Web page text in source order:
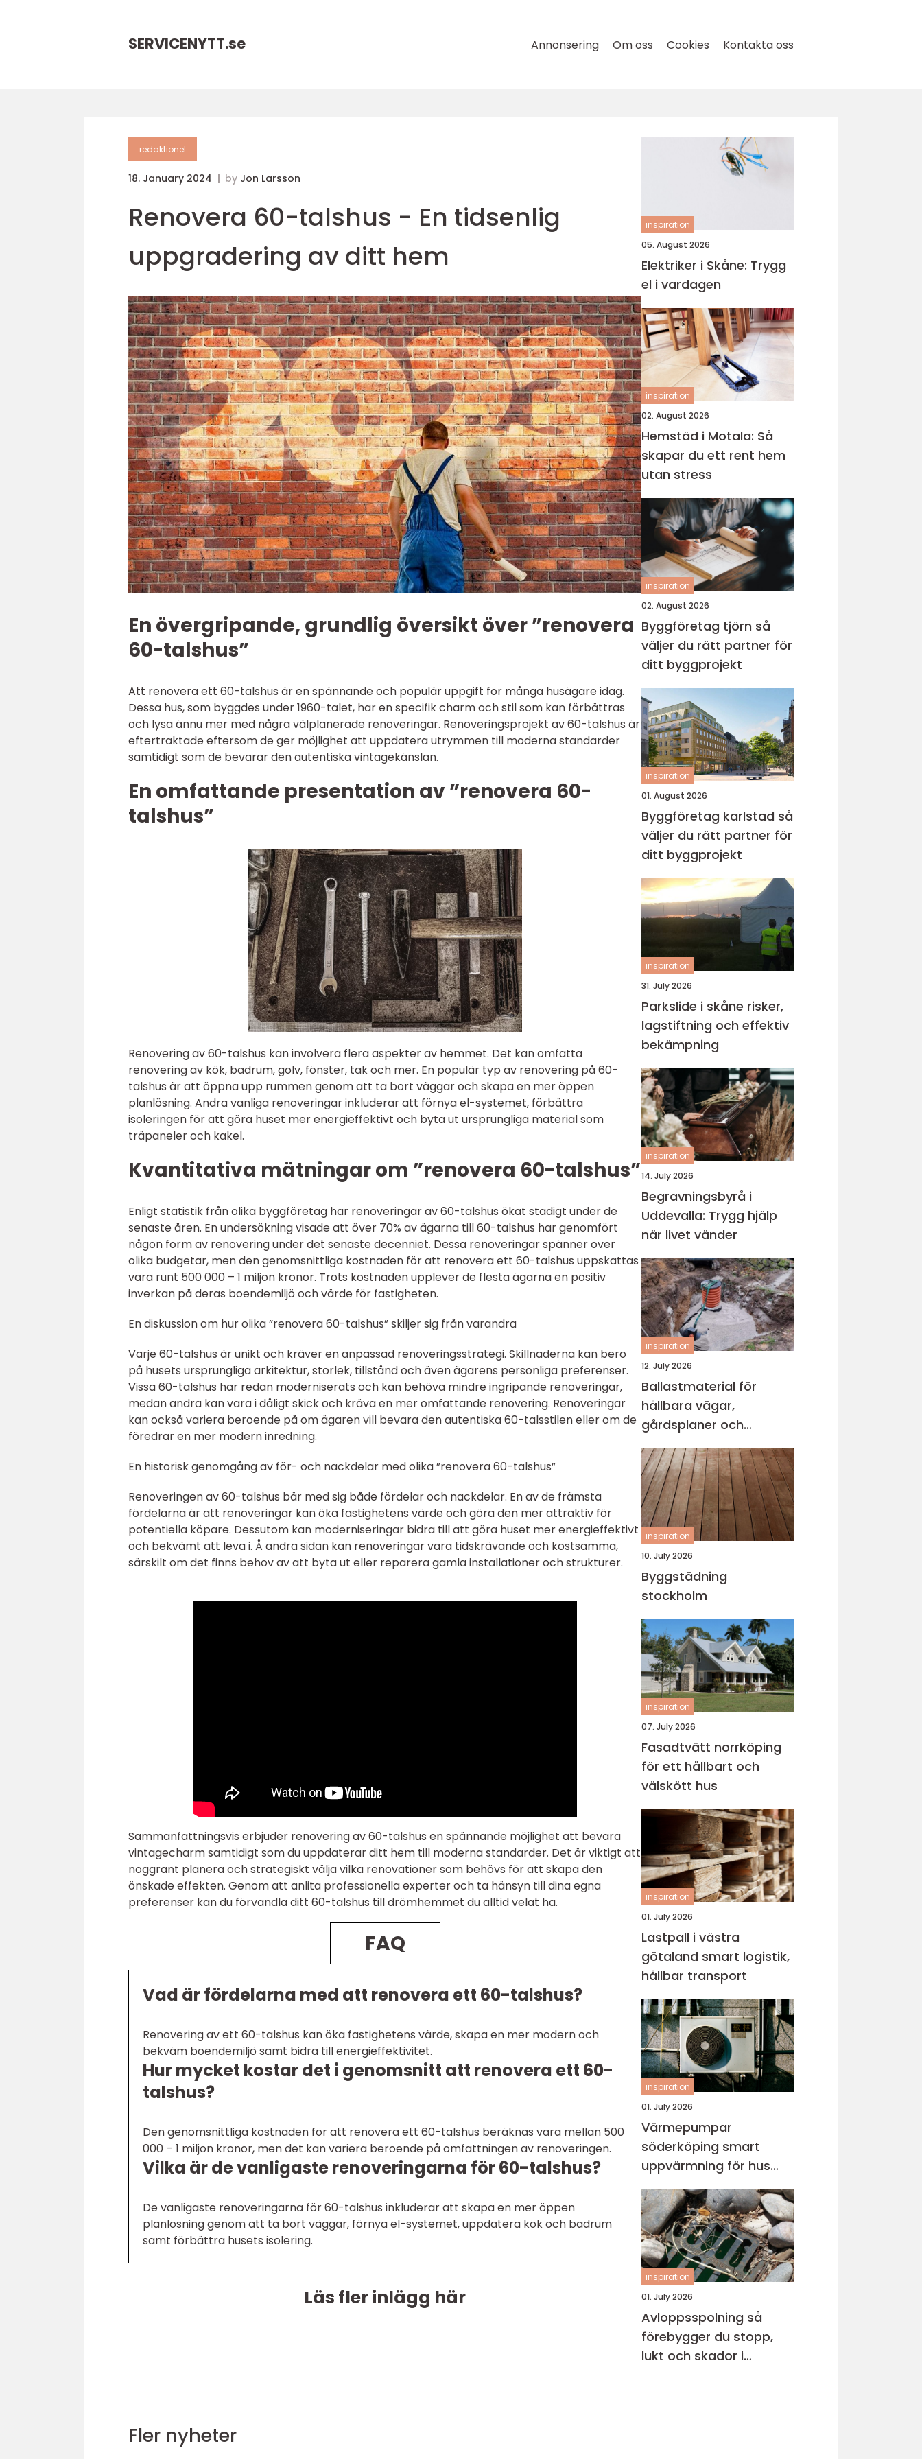
SERVICENYTT.se Annonsering Om oss Cookies Kontakta oss
redaktionel
18. January 2024 by Jon Larsson
Renovera 60-talshus - En tidsenlig
uppgradering av ditt hem
En övergripande, grundlig översikt över ”renovera
60-talshus”
Att renovera ett 60-talshus är en spännande och populär uppgift för många husägare idag.
Dessa hus, som byggdes under 1960-talet, har en specifik charm och stil som kan förbättras
och lysa ännu mer med några välplanerade renoveringar. Renoveringsprojekt av 60-talshus är
eftertraktade eftersom de ger möjlighet att uppdatera utrymmen till moderna standarder
samtidigt som de bevarar den autentiska vintagekänslan.
En omfattande presentation av ”renovera 60-
talshus”
Renovering av 60-talshus kan involvera flera aspekter av hemmet. Det kan omfatta
renovering av kök, badrum, golv, fönster, tak och mer. En populär typ av renovering på 60-
talshus är att öppna upp rummen genom att ta bort väggar och skapa en mer öppen
planlösning. Andra vanliga renoveringar inkluderar att förnya el-systemet, förbättra
isoleringen för att göra huset mer energieffektivt och byta ut ursprungliga material som
träpaneler och kakel.
Kvantitativa mätningar om ”renovera 60-talshus”
Enligt statistik från olika byggföretag har renoveringar av 60-talshus ökat stadigt under de
senaste åren. En undersökning visade att över 70% av ägarna till 60-talshus har genomfört
någon form av renovering under det senaste decenniet. Dessa renoveringar spänner över
olika budgetar, men den genomsnittliga kostnaden för att renovera ett 60-talshus uppskattas
vara runt 500 000 – 1 miljon kronor. Trots kostnaden upplever de flesta ägarna en positiv
inverkan på deras boendemiljö och värde för fastigheten.
En diskussion om hur olika ”renovera 60-talshus” skiljer sig från varandra
Varje 60-talshus är unikt och kräver en anpassad renoveringsstrategi. Skillnaderna kan bero
på husets ursprungliga arkitektur, storlek, tillstånd och även ägarens personliga preferenser.
Vissa 60-talshus har redan moderniserats och kan behöva mindre ingripande renoveringar,
medan andra kan vara i dåligt skick och kräva en mer omfattande renovering. Renoveringar
kan också variera beroende på om ägaren vill bevara den autentiska 60-talsstilen eller om de
föredrar en mer modern inredning.
En historisk genomgång av för- och nackdelar med olika ”renovera 60-talshus”
Renoveringen av 60-talshus bär med sig både fördelar och nackdelar. En av de främsta
fördelarna är att renoveringar kan öka fastighetens värde och göra den mer attraktiv för
potentiella köpare. Dessutom kan moderniseringar bidra till att göra huset mer energieffektivt
och bekvämt att leva i. Å andra sidan kan renoveringar vara tidskrävande och kostsamma,
särskilt om det finns behov av att byta ut eller reparera gamla installationer och strukturer.
Sammanfattningsvis erbjuder renovering av 60-talshus en spännande möjlighet att bevara
vintagecharm samtidigt som du uppdaterar ditt hem till moderna standarder. Det är viktigt att
noggrant planera och strategiskt välja vilka renovationer som behövs för att skapa den
önskade effekten. Genom att anlita professionella experter och ta hänsyn till dina egna
preferenser kan du förvandla ditt 60-talshus till drömhemmet du alltid velat ha.
FAQ
Vad är fördelarna med att renovera ett 60-talshus?
Renovering av ett 60-talshus kan öka fastighetens värde, skapa en mer modern och
bekväm boendemiljö samt bidra till energieffektivitet.
Hur mycket kostar det i genomsnitt att renovera ett 60-
talshus?
Den genomsnittliga kostnaden för att renovera ett 60-talshus beräknas vara mellan 500
000 – 1 miljon kronor, men det kan variera beroende på omfattningen av renoveringen.
Vilka är de vanligaste renoveringarna för 60-talshus?
De vanligaste renoveringarna för 60-talshus inkluderar att skapa en mer öppen
planlösning genom att ta bort väggar, förnya el-systemet, uppdatera kök och badrum
samt förbättra husets isolering.
Läs fler inlägg här
inspiration
05. August 2026
Elektriker i Skåne: Trygg
el i vardagen
inspiration
02. August 2026
Hemstäd i Motala: Så
skapar du ett rent hem
utan stress
inspiration
02. August 2026
Byggföretag tjörn så
väljer du rätt partner för
ditt byggprojekt
inspiration
01. August 2026
Byggföretag karlstad så
väljer du rätt partner för
ditt byggprojekt
inspiration
31. July 2026
Parkslide i skåne risker,
lagstiftning och effektiv
bekämpning
inspiration
14. July 2026
Begravningsbyrå i
Uddevalla: Trygg hjälp
när livet vänder
inspiration
12. July 2026
Ballastmaterial för
hållbara vägar,
gårdsplaner och
byggprojekt
inspiration
10. July 2026
Byggstädning
stockholm
inspiration
07. July 2026
Fasadtvätt norrköping
för ett hållbart och
välskött hus
inspiration
01. July 2026
Lastpall i västra
götaland smart logistik,
hållbar transport
inspiration
01. July 2026
Värmepumpar
söderköping smart
uppvärmning för hus
och fritidsboende
inspiration
01. July 2026
Avloppsspolning så
förebygger du stopp,
lukt och skador i
Fler nyheter